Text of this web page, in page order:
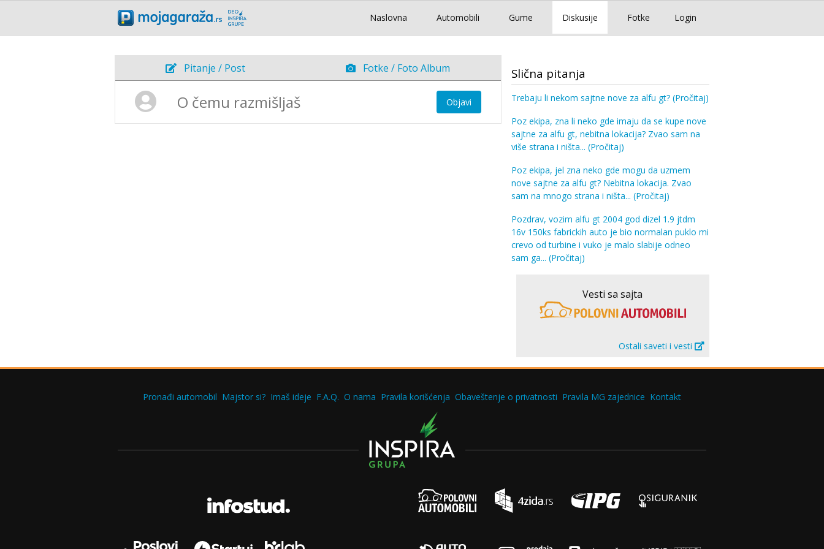
Login
Naslovna Automobili Gume Diskusije Fotke
Pitanje / Post Fotke / Foto Album
Objavi
Slična pitanja
Trebaju li nekom sajtne nove za alfu gt? (Pročitaj)
Poz ekipa, zna li neko gde imaju da se kupe nove
sajtne za alfu gt, nebitna lokacija? Zvao sam na
više strana i ništa... (Pročitaj)
Poz ekipa, jel zna neko gde mogu da uzmem
nove sajtne za alfu gt? Nebitna lokacija. Zvao
sam na mnogo strana i ništa... (Pročitaj)
Pozdrav, vozim alfu gt 2004 god dizel 1.9 jtdm
16v 150ks fabrickih auto je bio normalan puklo mi
crevo od turbine i vuko je malo slabije odneo
sam ga... (Pročitaj)
Vesti sa sajta
Ostali saveti i vesti
Pronađi automobil Majstor si? Imaš ideje F.A.Q. O nama Pravila korišćenja Obaveštenje o privatnosti Pravila MG zajednice Kontakt